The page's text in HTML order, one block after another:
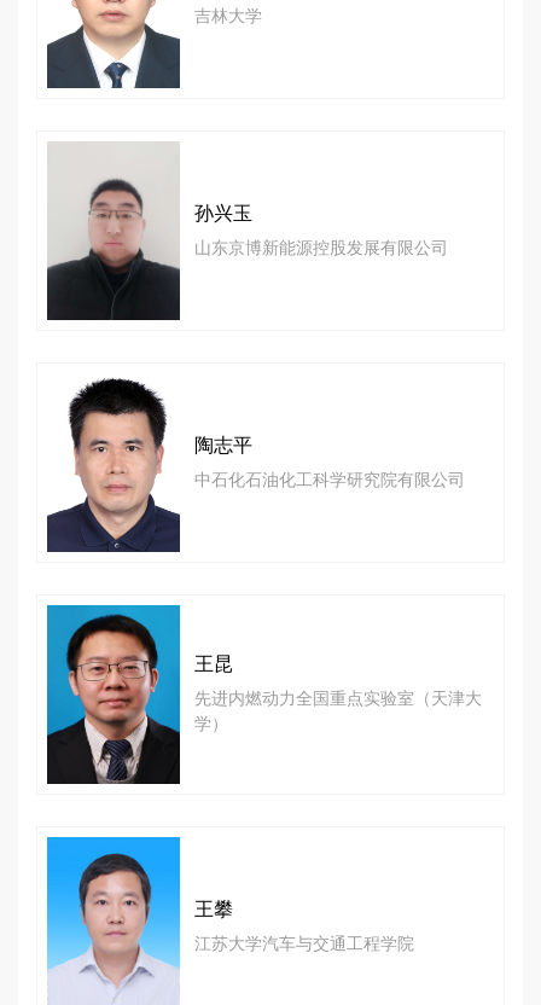
吉林大学
孙兴玉
山东京博新能源控股发展有限公司
陶志平
中石化石油化工科学研究院有限公司
王昆
先进内燃动力全国重点实验室（天津大
学）
王攀
江苏大学汽车与交通工程学院